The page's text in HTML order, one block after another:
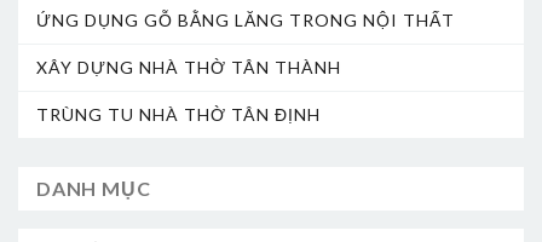
ỨNG DỤNG GỖ BẰNG LĂNG TRONG NỘI THẤT
XÂY DỰNG NHÀ THỜ TÂN THÀNH
TRÙNG TU NHÀ THỜ TÂN ĐỊNH
DANH MỤC